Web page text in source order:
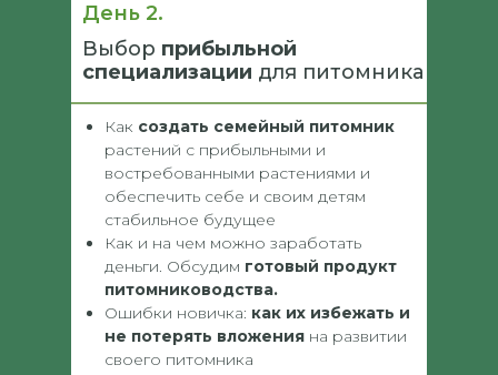
День 2.
Как создать семейный питомник
растений с прибыльными и
востребованными растениями и
обеспечить себе и своим детям
стабильное будущее
Как и на чем можно заработать
деньги. Обсудим готовый продукт
питомниководства.
Ошибки новичка: как их избежать и
не потерять вложения на развитии
своего питомника
Выбор прибыльной
специализации для питомника